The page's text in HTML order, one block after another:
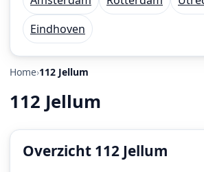
regio
Eindhoven
Home 112 Jellum
112 Jellum
Overzicht 112 Jellum